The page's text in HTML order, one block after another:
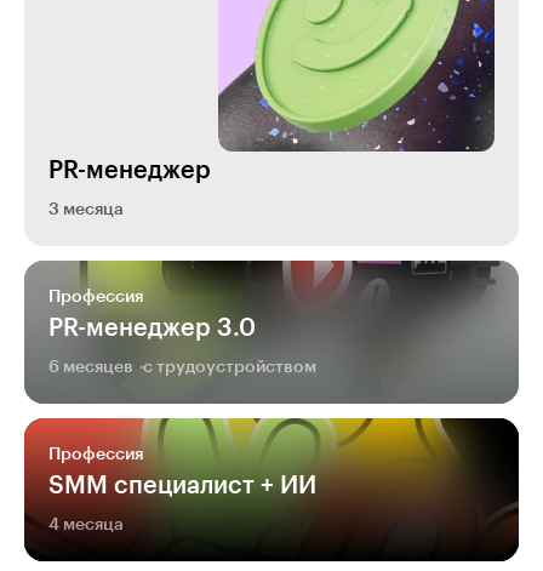
PR-менеджер
3 месяца
Профессия
PR-менеджер 3.0
6 месяцев с трудоустройством
Профессия
SMM специалист + ИИ
4 месяца